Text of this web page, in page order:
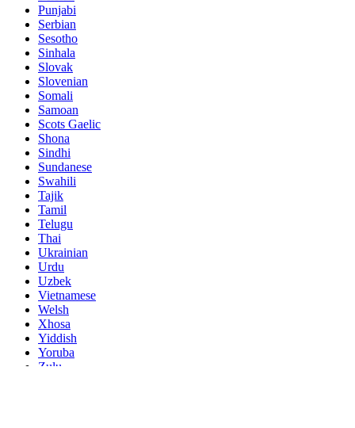
Punjabi
Serbian
Sesotho
Sinhala
Slovak
Slovenian
Somali
Samoan
Scots Gaelic
Shona
Sindhi
Sundanese
Swahili
Tajik
Tamil
Telugu
Thai
Ukrainian
Urdu
Uzbek
Vietnamese
Welsh
Xhosa
Yiddish
Yoruba
Zulu